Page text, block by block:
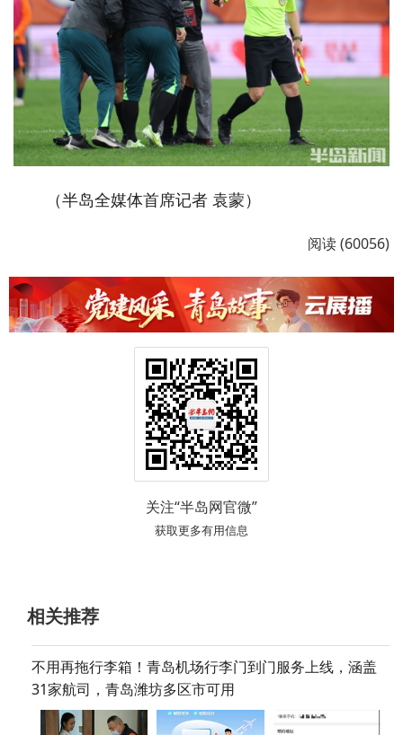
（半岛全媒体首席记者 袁蒙）
阅读 (60056)
关注“半岛网官微”
获取更多有用信息
相关推荐
不用再拖行李箱！青岛机场行李门到门服务上线，涵盖
31家航司，青岛潍坊多区市可用